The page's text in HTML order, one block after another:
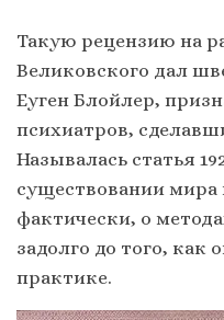
Такую рецензию на
Великовского дал
Еуген Блойлер,
психиатров,
Называлась статья
существовании
фактически, о
задолго до того, как
практике.